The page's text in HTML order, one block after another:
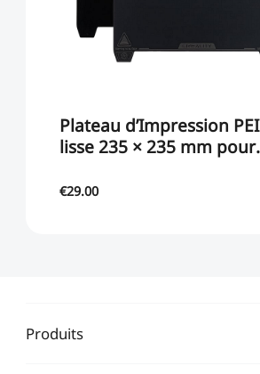
Plateau d’Impression PEI
lisse 235 × 235 mm pour
€29.00
Produits